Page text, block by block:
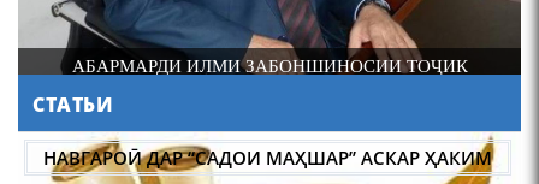
АБУЛҚОСИМ ЛОҲУТӢ /
ABULQOSIM LOHUTY/
ДОНИШМАНДИ ҲУНАРМАНД ВА ҲУНАРМАНДИ
СТАТЬИ
МАСЪАЛАҲОИ МУБРАМИ ПАЖӮҲИШИ ЗАБОНИ